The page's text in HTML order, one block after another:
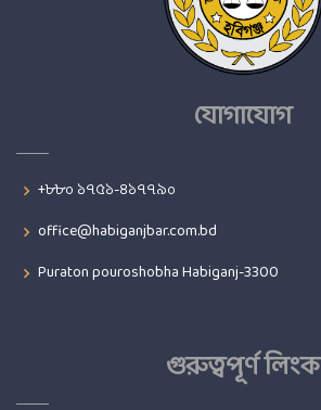
যোগাযোগ
+৮৮০ ১৭৫১-৪১৭৭৯০
office@habiganjbar.com.bd
Puraton pouroshobha Habiganj-3300
গুরুত্বপূর্ণ লিংক